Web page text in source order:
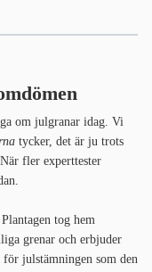
om julgranar idag. Vi
tycker, det är ju trots
fler experttester
tog hem
grenar och erbjuder
julstämningen som den